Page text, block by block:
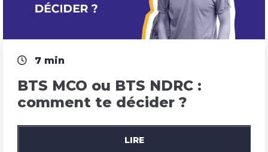
7 min
BTS MCO ou BTS NDRC :
comment te décider ?
LIRE